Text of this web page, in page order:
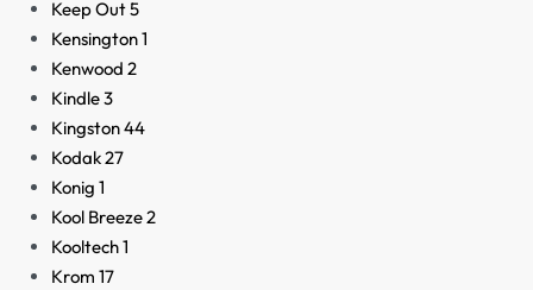
Keep Out5
Kensington1
Kenwood 2
Kindle3
Kingston44
Kodak27
Konig 1
Kool Breeze2
Kooltech1
Krom 17